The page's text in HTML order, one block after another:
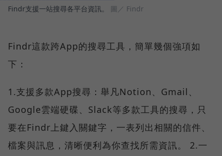
Findr支援一站搜尋各平台資訊。 圖／ Findr
Findr這款跨App的搜尋工具，簡單幾個強項如
下：
1.支援多款App搜尋：舉凡Notion、Gmail、
Google雲端硬碟、Slack等多款工具的搜尋，只
要在Findr上鍵入關鍵字，一表列出相關的信件、
檔案與訊息，清晰便利為你查找所需資訊。 2.一